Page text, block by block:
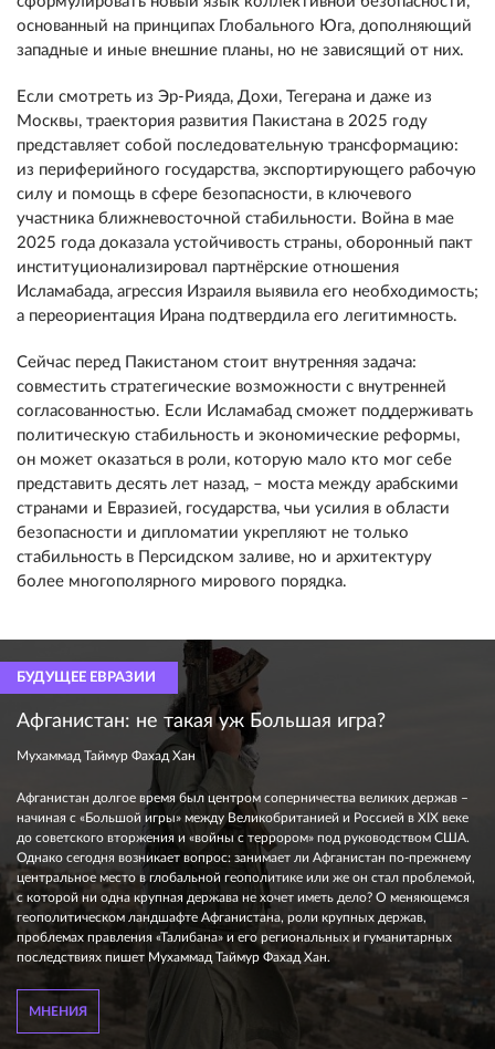
основанный на принципах Глобального Юга, дополняющий
западные и иные внешние планы, но не зависящий от них.
Если смотреть из Эр-Рияда, Дохи, Тегерана и даже из
Москвы, траектория развития Пакистана в 2025 году
представляет собой последовательную трансформацию:
из периферийного государства, экспортирующего рабочую
силу и помощь в сфере безопасности, в ключевого
участника ближневосточной стабильности. Война в мае
2025 года доказала устойчивость страны, оборонный пакт
институционализировал партнёрские отношения
Исламабада, агрессия Израиля выявила его необходимость;
а переориентация Ирана подтвердила его легитимность.
Сейчас перед Пакистаном стоит внутренняя задача:
совместить стратегические возможности с внутренней
согласованностью. Если Исламабад сможет поддерживать
политическую стабильность и экономические реформы,
он может оказаться в роли, которую мало кто мог себе
представить десять лет назад, – моста между арабскими
странами и Евразией, государства, чьи усилия в области
безопасности и дипломатии укрепляют не только
стабильность в Персидском заливе, но и архитектуру
более многополярного мирового порядка.
БУДУЩЕЕ ЕВРАЗИИ
Афганистан: не такая уж Большая игра?
Мухаммад Таймур Фахад Хан
Афганистан долгое время был центром соперничества великих держав –
начиная с «Большой игры» между Великобританией и Россией в XIX веке
до советского вторжения и «войны с террором» под руководством США.
Однако сегодня возникает вопрос: занимает ли Афганистан по-прежнему
центральное место в глобальной геополитике или же он стал проблемой,
с которой ни одна крупная держава не хочет иметь дело? О меняющемся
геополитическом ландшафте Афганистана, роли крупных держав,
проблемах правления «Талибана» и его региональных и гуманитарных
последствиях пишет Мухаммад Таймур Фахад Хан.
МНЕНИЯ